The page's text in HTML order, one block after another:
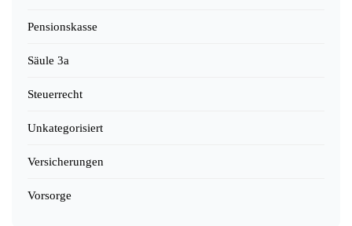
Pensionskasse
Säule 3a
Steuerrecht
Unkategorisiert
Versicherungen
Vorsorge